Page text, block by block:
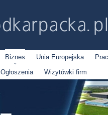
Biznes Unia Europejska
Ogłoszenia Wizytówki firm